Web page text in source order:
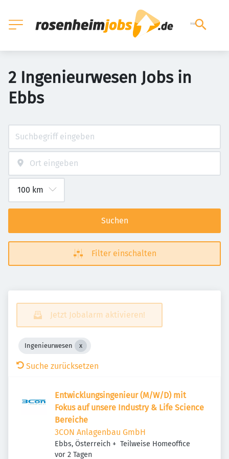
2 Ingenieurwesen Jobs in
Ebbs
Suchen
Filter einschalten
Jetzt Jobalarm aktivieren!
Ingenieurwesen
Suche zurücksetzen
Entwicklungsingenieur (M/W/D) mit
Fokus auf unsere Industry & Life Science
Bereiche
3CON Anlagenbau GmbH
Ebbs, Österreich + Teilweise Homeoffice
Veröffentlicht
vor 2 Tagen